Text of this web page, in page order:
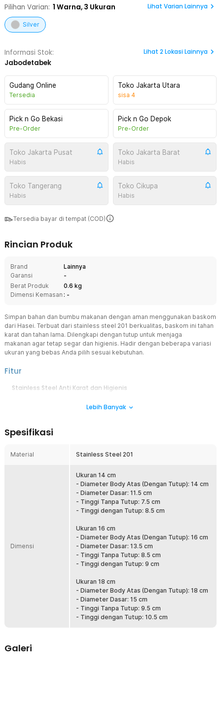
Pilihan Varian: 1 Warna, 3 Ukuran Lihat Varian Lainnya
Silver
Informasi Stok:
Jabodetabek
Lihat 2Lokasi Lainnya
Gudang Online
Tersedia
Toko Jakarta Utara
sisa 4
Pick n Go Bekasi
Pre-Order
Pick n Go Depok
Pre-Order
Toko Jakarta Pusat
Habis
Toko Jakarta Barat
Habis
Toko Tangerang
Habis
Toko Cikupa
Habis
Tersedia bayar di tempat (COD)
Rincian Produk
Brand
Lainnya
Garansi
-
Berat Produk
0.6 kg
Dimensi Kemasan : -
Simpan bahan dan bumbu makanan dengan aman menggunakan baskom
dari Hasei. Terbuat dari stainless steel 201 berkualitas, baskom ini tahan
karat dan tahan lama. Dilengkapi dengan tutup untuk menjaga
makanan agar tetap segar dan higienis. Hadir dengan beberapa variasi
ukuran yang bebas Anda pilih sesuai kebutuhan.
Fitur
Stainless Steel Anti Karat dan Higienis
digunakan untuk menyimpan aneka jenis makanan. Lebih higienis
Jaga Kualitas Makanan
dalamnya agar tetap segar dan terlindungi dari debu atau kotoran
disimpan dalam waktu lama.
Satu Produk untuk Aneka Kebutuhan
Gunakan baskom stainless steel untuk menyimpan aneka makanan,
mulai dari cabai kering, kacang-kacangan, beras, hingga buah. Anda
bahkan bisa menggunakan baskom untuk menyimpan adonan roti
hingga sayur yang sudah dimasak.
Lebih Banyak Varian untuk Simpan Makanan
Baskom stainless steel ini hadir dengan beberapa pilihan ukuran
yang bisa dipilih sesuai kebutuhan. Sesuaikan ukuran dengan jenis
makanan atau bumbu yang akan disimpan agar tahan lama.
Kelengkapan Produk
Rincian yang Anda dapatkan untuk pembelian produk ini:
1 x Hasei Baskom Wadah Bumbu Makanan Stainless Steel with
Lebih Banyak
Spesifikasi
Material Stainless Steel 201
Dimensi
Ukuran 14 cm
- Diameter Body Atas (Dengan Tutup): 14 cm
- Diameter Dasar: 11.5 cm
- Tinggi Tanpa Tutup: 7.5 cm
- Tinggi dengan Tutup: 8.5 cm
Ukuran 16 cm
- Diameter Body Atas (Dengan Tutup): 16 cm
- Diameter Dasar: 13.5 cm
- Tinggi Tanpa Tutup: 8.5 cm
- Tinggi dengan Tutup: 9 cm
Ukuran 18 cm
- Diameter Body Atas (Dengan Tutup): 18 cm
- Diameter Dasar: 15 cm
- Tinggi Tanpa Tutup: 9.5 cm
- Tinggi dengan Tutup: 10.5 cm
Galeri